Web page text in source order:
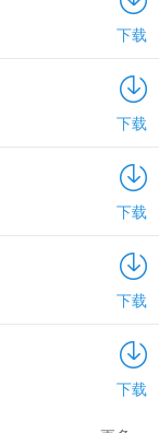
下载
下载
下载
下载
下载